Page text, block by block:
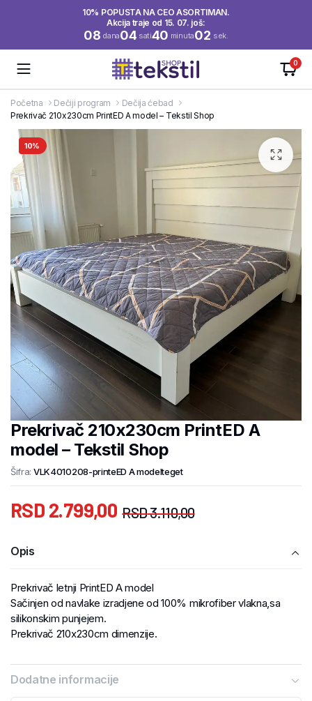
10% POPUSTA NA CEO ASORTIMAN.
Akcija traje od 15. 07. još:
08 dana04 sati40 minuta02 sek.
0
Početna Dečiji program
Dečija ćebad
Prekrivač 210x230cm PrintED A model – Tekstil Shop
10%
Prekrivač 210x230cm PrintED A
model – Tekstil Shop
Šifra: VLK4010208-printeED A modelteget
RSD3.110,00
RSD 2.799,00
Opis
Prekrivač letnji PrintED A model
Sačinjen od navlake izradjene od 100% mikrofiber vlakna,sa
silikonskim punjejem.
Prekrivač 210x230cm dimenzije.
Dodatne informacije